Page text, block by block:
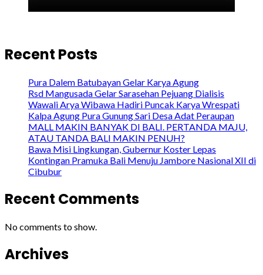
Recent Posts
Pura Dalem Batubayan Gelar Karya Agung
Rsd Mangusada Gelar Sarasehan Pejuang Dialisis
Wawali Arya Wibawa Hadiri Puncak Karya Wrespati
Kalpa Agung Pura Gunung Sari Desa Adat Peraupan
MALL MAKIN BANYAK DI BALI. PERTANDA MAJU,
ATAU TANDA BALI MAKIN PENUH?
Bawa Misi Lingkungan, Gubernur Koster Lepas
Kontingan Pramuka Bali Menuju Jambore Nasional XII di
Cibubur
Recent Comments
No comments to show.
Archives